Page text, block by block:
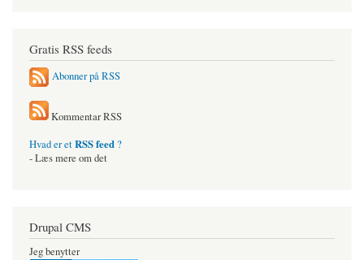
Gratis RSS feeds
Abonner på RSS
Kommentar RSS
Hvad er etRSS feed ?
- Læs mere om det
Drupal CMS
Jeg benytter